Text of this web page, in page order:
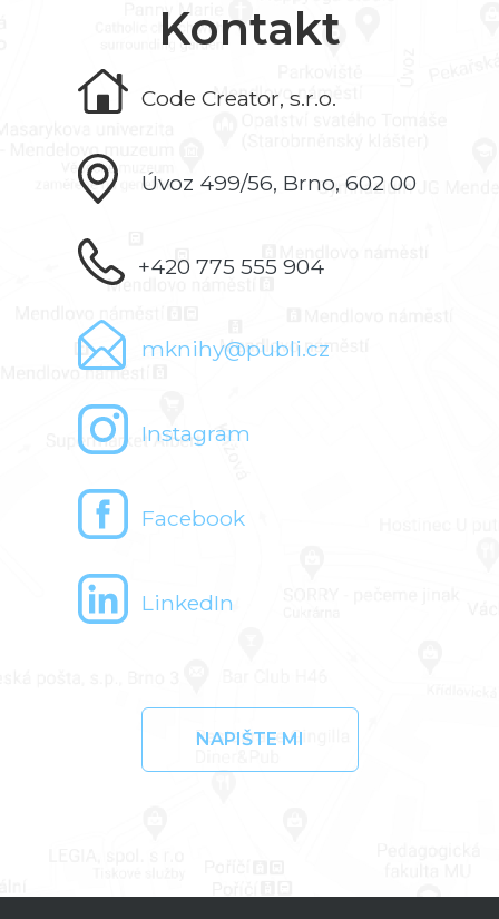
Kontakt
Code Creator, s.r.o.
Úvoz 499/56, Brno, 602 00
+420 775 555 904
mknihy@publi.cz
Instagram
Facebook
LinkedIn
NAPIŠTE MI